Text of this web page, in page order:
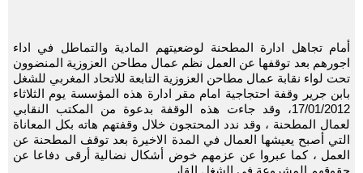
أمام تجاهل ادارة المطحنة لوضعيتهم المادية والتماطل في اداء
اجورهم بعد توقفها عن العمل نظم عمال مطاحن العزوزية المنضوون
تحت لواء نقابة عمال مطاحن العزوزية التابعة للاتحاد المغربي للشغل
بابن جرير وقفة احتجاجية امام مقر ادارة هذه المؤسسة يوم الثلاثاء
17/01/2012، وقد جاءت هذه الوقفة بدعوة من المكتب النقابي
لعمال المطحنة ، وقد ندد المحتجون خلال وقفتهم هاته بكل المعاناة
التي أصبح يعيشها العمال في المدة الاخيرة بعد توقف المطحنة عن
العمل ، كما عبروا عن عزمهم خوض أشكال نضالية أرقى دفاعا عن
حقوقهم المشروعة في الشغل القار .